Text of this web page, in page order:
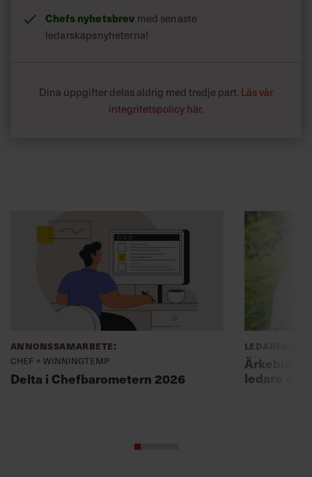
Chefs nyhetsbrev med senaste
ledarskapsnyheterna!
Dina uppgifter delas aldrig med tredje part. Läs vår
integritetspolicy här.
Annonssamarbete:
Chef + Winningtemp
Delta i Chefbarometern 2026
Ledarskap
ledare att